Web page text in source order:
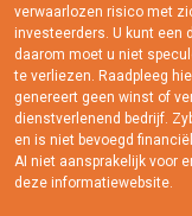
verwaarlozen risico met
investeerders. U kunt een
daarom moet u niet
te verliezen. Raadpleeg
genereert geen winst of
dienstverlenend bedrijf.
en is niet bevoegd
AI niet aansprakelijk voor
deze informatiewebsite.